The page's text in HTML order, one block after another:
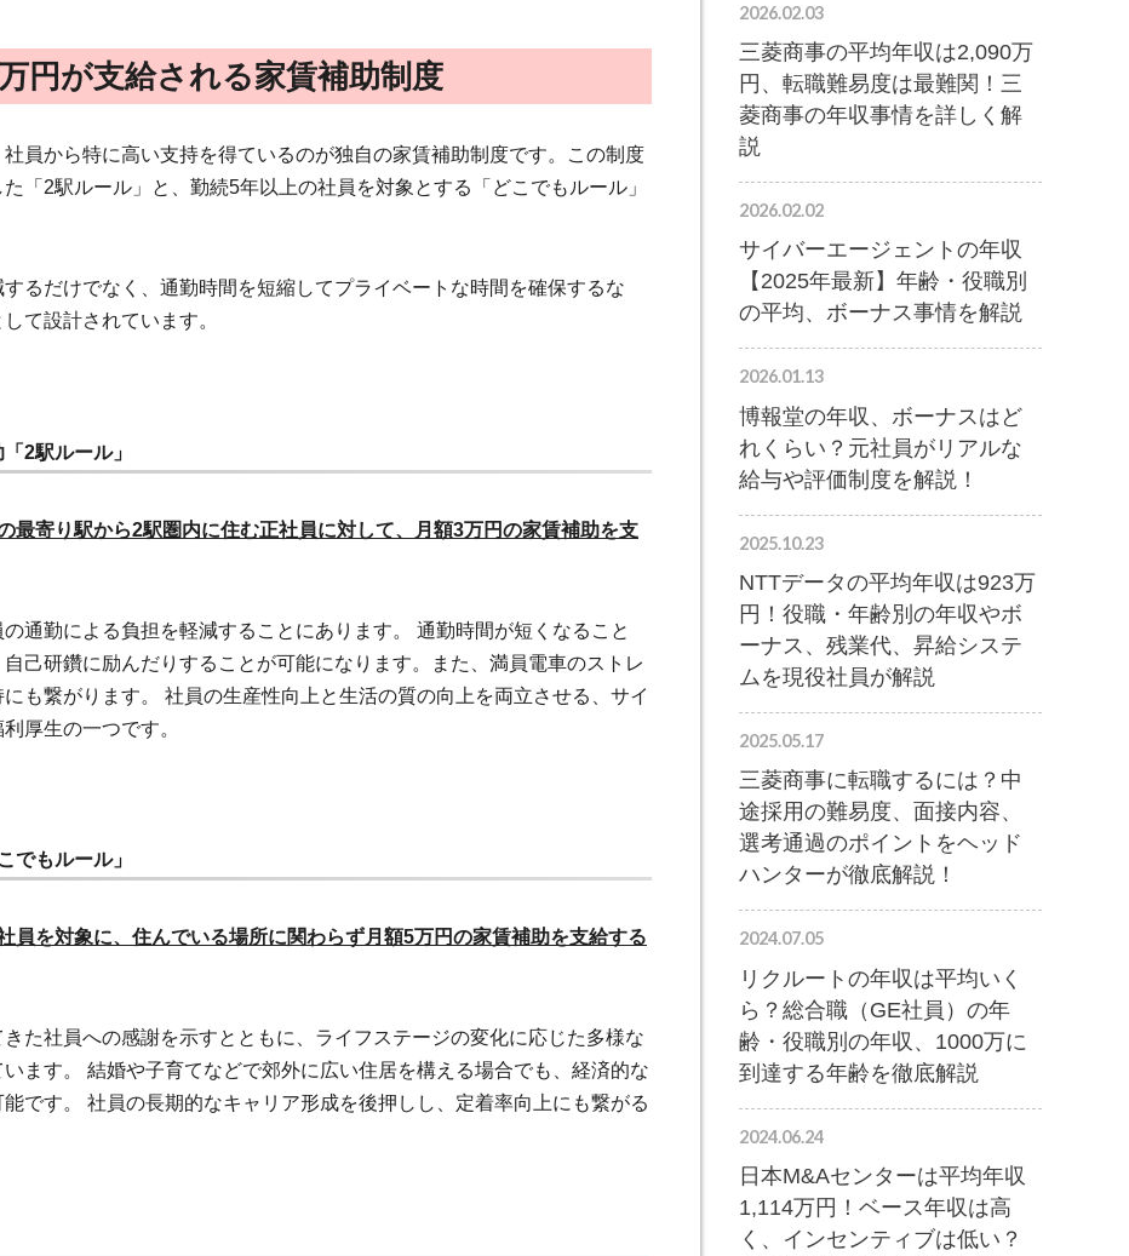
円が支給される家賃補助制度
員から特に高い支持を得ているのが独自の家賃補助制度です。この制度
「2駅ルール」と、勤続5年以上の社員を対象とする「どこでもルール」
るだけでなく、通勤時間を短縮してプライベートな時間を確保するな
て設計されています。
2駅ルール」
最寄り駅から2駅圏内に住む正社員に対して、月額3万円の家賃補助を支
通勤による負担を軽減することにあります。 通勤時間が短くなること
己研鑽に励んだりすることが可能になります。また、満員電車のストレ
も繋がります。 社員の生産性向上と生活の質の向上を両立させる、サイ
厚生の一つです。
でもルール」
員を対象に、住んでいる場所に関わらず月額5万円の家賃補助を支給する
た社員への感謝を示すとともに、ライフステージの変化に応じた多様な
ます。 結婚や子育てなどで郊外に広い住居を構える場合でも、経済的な
です。 社員の長期的なキャリア形成を後押しし、定着率向上にも繋がる
2026.02.03
三菱商事の平均年収は2,090万
円、転職難易度は最難関！三
菱商事の年収事情を詳しく解
説
2026.02.02
サイバーエージェントの年収
【2025年最新】年齢・役職別
の平均、ボーナス事情を解説
2026.01.13
博報堂の年収、ボーナスはど
れくらい？元社員がリアルな
給与や評価制度を解説！
2025.10.23
NTTデータの平均年収は923万
円！役職・年齢別の年収やボ
ーナス、残業代、昇給システ
ムを現役社員が解説
2025.05.17
三菱商事に転職するには？中
途採用の難易度、面接内容、
選考通過のポイントをヘッド
ハンターが徹底解説！
2024.07.05
リクルートの年収は平均いく
ら？総合職（GE社員）の年
齢・役職別の年収、1000万に
到達する年齢を徹底解説
2024.06.24
日本M&Aセンターは平均年収
1,114万円！ベース年収は高
く、インセンティブは低い？